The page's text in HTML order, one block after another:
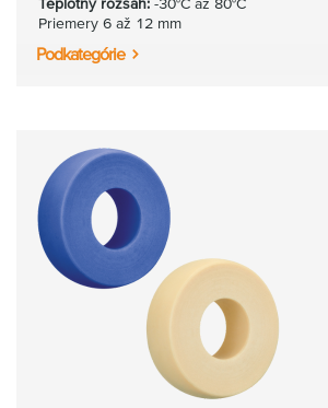
Priemery 6 až 12 mm
Podkategórie